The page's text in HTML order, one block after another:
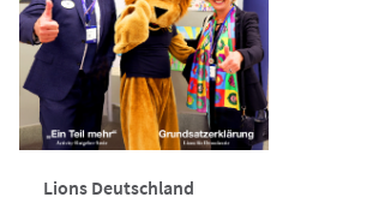
Lions Deutschland